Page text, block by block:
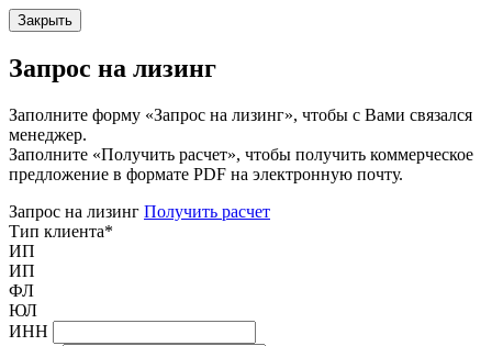
Закрыть
Запрос на лизинг
Заполните форму «Запрос на лизинг», чтобы с Вами связался
менеджер.
Заполните «Получить расчет», чтобы получить коммерческое
предложение в формате PDF на электронную почту.
Запрос на лизинг Получить расчет
Тип клиента*
ИП
ИП
ФЛ
ЮЛ
ИНН